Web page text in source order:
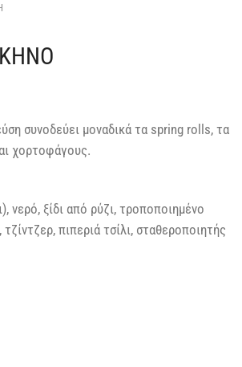
συνοδεύει μοναδικά τα spring rolls, τα
χορτοφάγους.
νερό, ξίδι από ρύζι, τροποποιημένο
πιπεριά τσίλι, σταθεροποιητής